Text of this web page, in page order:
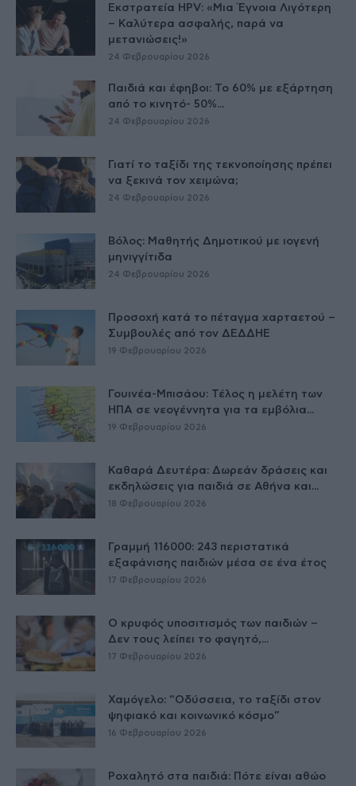
Εκστρατεία HPV: «Μια Έγνοια Λιγότερη
– Καλύτερα ασφαλής, παρά να
μετανιώσεις!»
24 Φεβρουαρίου 2026
Παιδιά και έφηβοι: Το 60% με εξάρτηση
από το κινητό- 50%...
24 Φεβρουαρίου 2026
Γιατί το ταξίδι της τεκνοποίησης πρέπει
να ξεκινά τον χειμώνα;
24 Φεβρουαρίου 2026
Βόλος: Μαθητής Δημοτικού με ιογενή
μηνιγγίτιδα
24 Φεβρουαρίου 2026
Προσοχή κατά το πέταγμα χαρταετού –
Συμβουλές από τον ΔΕΔΔΗΕ
19 Φεβρουαρίου 2026
Γουινέα-Μπισάου: Τέλος η μελέτη των
ΗΠΑ σε νεογέννητα για τα εμβόλια...
19 Φεβρουαρίου 2026
Καθαρά Δευτέρα: Δωρεάν δράσεις και
εκδηλώσεις για παιδιά σε Αθήνα και...
18 Φεβρουαρίου 2026
Γραμμή 116000: 243 περιστατικά
εξαφάνισης παιδιών μέσα σε ένα έτος
17 Φεβρουαρίου 2026
Ο κρυφός υποσιτισμός των παιδιών –
Δεν τους λείπει το φαγητό,...
17 Φεβρουαρίου 2026
Χαμόγελο: “Οδύσσεια, το ταξίδι στον
ψηφιακό και κοινωνικό κόσμο”
16 Φεβρουαρίου 2026
Ροχαλητό στα παιδιά: Πότε είναι αθώο